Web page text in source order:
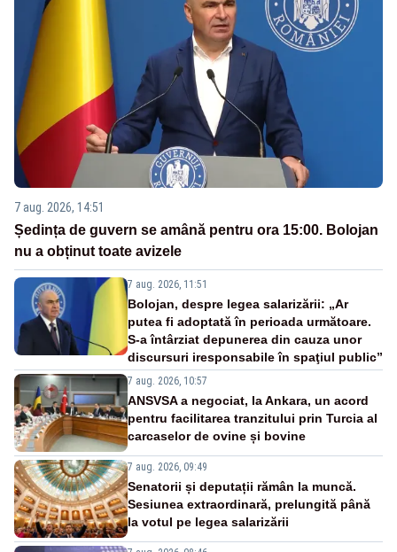
7 aug. 2026, 14:51
Ședința de guvern se amână pentru ora 15:00. Bolojan
nu a obținut toate avizele
7 aug. 2026, 11:51
Bolojan, despre legea salarizării: „Ar
putea fi adoptată în perioada următoare.
S-a întârziat depunerea din cauza unor
discursuri iresponsabile în spaţiul public”
7 aug. 2026, 10:57
ANSVSA a negociat, la Ankara, un acord
pentru facilitarea tranzitului prin Turcia al
carcaselor de ovine și bovine
7 aug. 2026, 09:49
Senatorii și deputații rămân la muncă.
Sesiunea extraordinară, prelungită până
la votul pe legea salarizării